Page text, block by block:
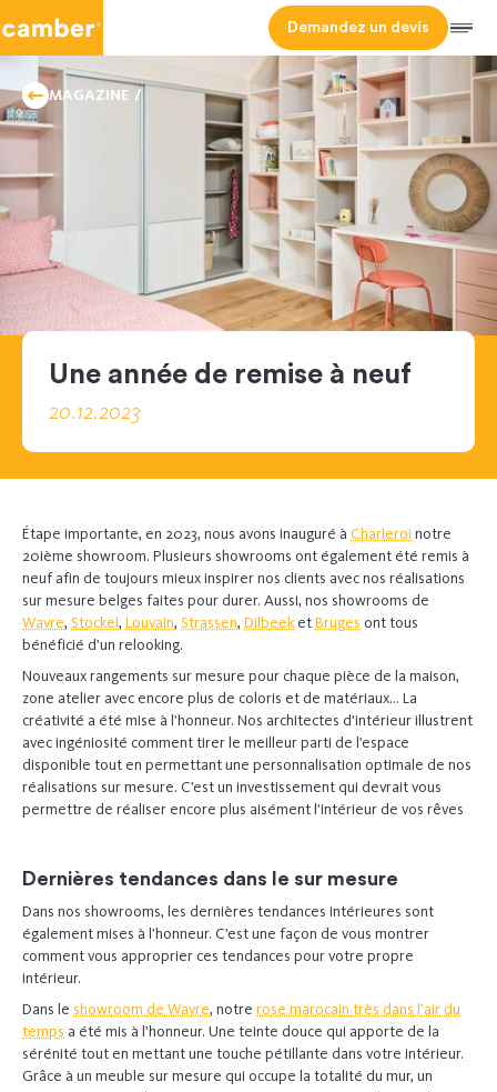
Demandez un devis Menu
HOMEPAGE
MAGAZINE
NEWS
Une année de remise à neuf
20.12.2023
Étape importante, en 2023, nous avons inauguré à Charleroi notre
20ième showroom. Plusieurs showrooms ont également été remis à
neuf afin de toujours mieux inspirer nos clients avec nos réalisations
sur mesure belges faites pour durer. Aussi, nos showrooms de
Wavre, Stockel, Louvain, Strassen, Dilbeek etBruges ont tous
bénéficié d’un relooking.
Nouveaux rangements sur mesure pour chaque pièce de la maison,
zone atelier avec encore plus de coloris et de matériaux… La
créativité a été mise à l’honneur. Nos architectes d’intérieur illustrent
avec ingéniosité comment tirer le meilleur parti de l’espace
disponible tout en permettant une personnalisation optimale de nos
réalisations sur mesure. C’est un investissement qui devrait vous
permettre de réaliser encore plus aisément l’intérieur de vos rêves
Dernières tendances dans le sur mesure
Dans nos showrooms, les dernières tendances intérieures sont
également mises à l’honneur. C’est une façon de vous montrer
comment vous approprier ces tendances pour votre propre
intérieur.
Dans le showroom de Wavre, notre rose marocain très dans l’air du
temps a été mis à l’honneur. Une teinte douce qui apporte de la
sérénité tout en mettant une touche pétillante dans votre intérieur.
Grâce à un meuble sur mesure qui occupe la totalité du mur, un